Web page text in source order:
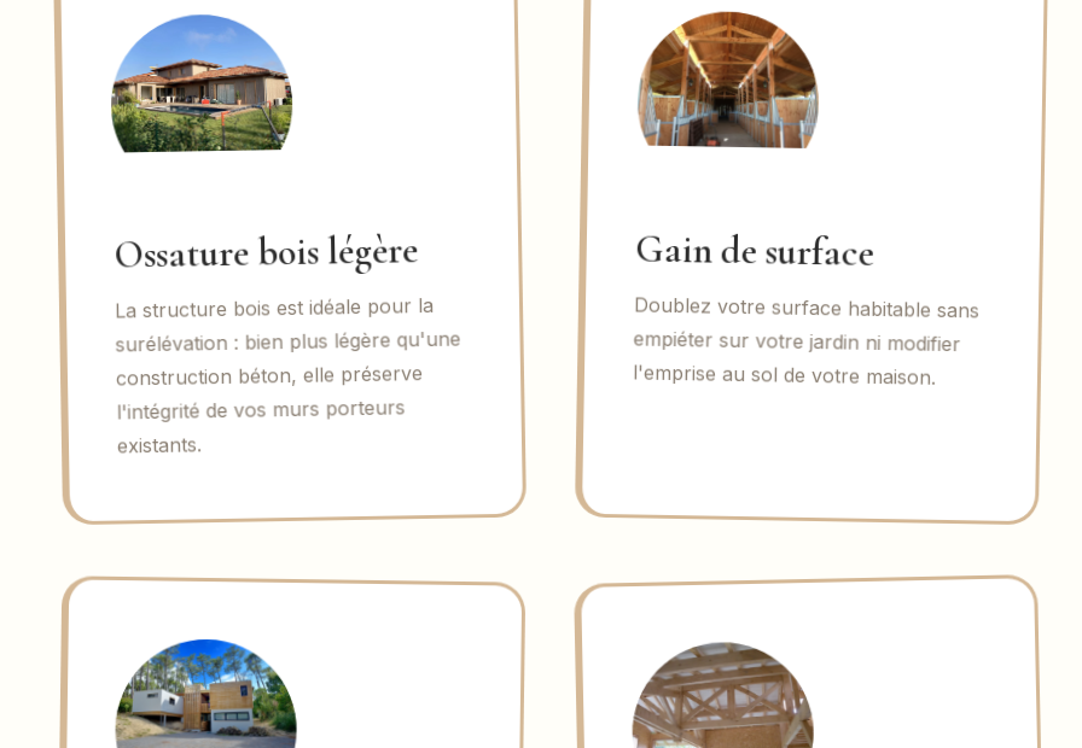
Ossature bois légère
La structure bois est idéale pour la
surélévation : bien plus légère qu'une
construction béton, elle préserve
l'intégrité de vos murs porteurs
existants.
Gain de surface
Doublez votre surface habitable sans
empiéter sur votre jardin ni modifier
l'emprise au sol de votre maison.